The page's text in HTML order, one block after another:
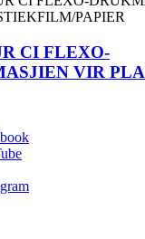
CI FLEXO-
VIR